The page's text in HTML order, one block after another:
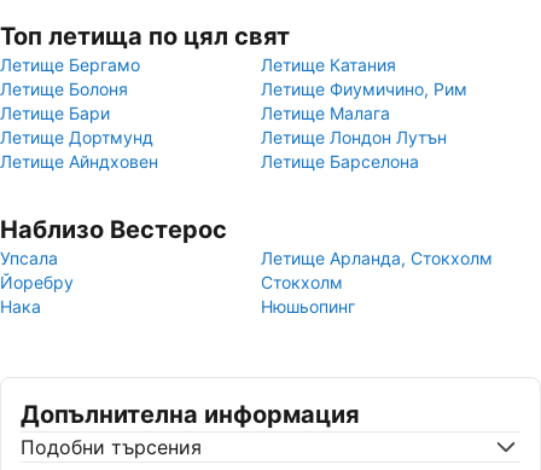
Топ летища по цял свят
Летище Бергамо
Летище Катания
Летище Болоня
Летище Фиумичино, Рим
Летище Бари
Летище Малага
Летище Дортмунд
Летище Лондон Лутън
Летище Айндховен
Летище Барселона
Наблизо Вестерос
Упсала
Летище Арланда, Стокхолм
Йоребру
Стокхолм
Нака
Нюшьопинг
Допълнителна информация
Подобни търсения